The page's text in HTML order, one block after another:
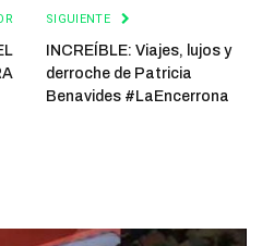
SIGUIENTE
INCREÍBLE: Viajes, lujos y
derroche de Patricia
Benavides #LaEncerrona